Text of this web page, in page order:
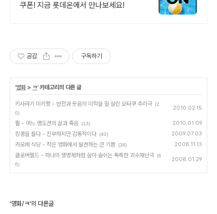
쿠폰! 지금 롯데온에서 만나보세요!
공감 구독하기
'영화> ㅋ' 카테고리의 다른 글
키사라기 미키짱 - 반전과 웃음의 미학을 잘 살린 오타쿠 추리극 (2
0)
2010.02.15
퀼 - 어느 맹도견의 삶과 죽음 (13) 2010.01.09
킹콩을 들다 - 진부하지만 감동적이다 (40) 2009.07.03
카모메 식당 - 작은 영화에서 발견하는 큰 기쁨 (38) 2008.11.13
클로버필드 - 하나의 생명체처럼 살아 숨쉬는 독특한 괴수재난극 (6
6)
2008.01.29
'영화/ㅋ'의 다른글